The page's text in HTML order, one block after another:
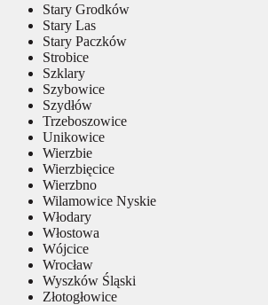
Stary Grodków
Stary Las
Stary Paczków
Strobice
Szklary
Szybowice
Szydłów
Trzeboszowice
Unikowice
Wierzbie
Wierzbięcice
Wierzbno
Wilamowice Nyskie
Włodary
Włostowa
Wójcice
Wrocław
Wyszków Śląski
Złotogłowice